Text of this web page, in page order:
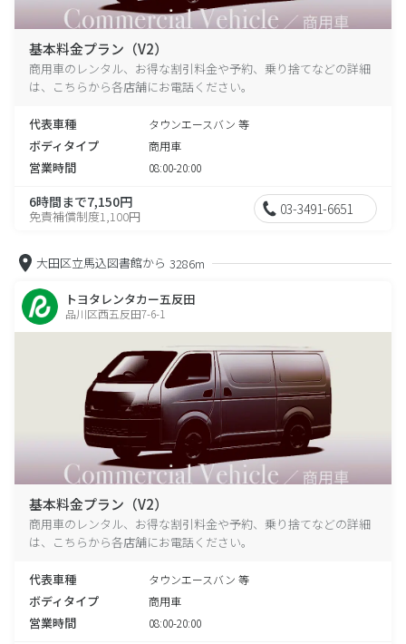
基本料金プラン（V2）
商用車のレンタル、お得な割引料金や予約、乗り捨てなどの詳細
は、こちらから各店舗にお電話ください。
代表車種 タウンエースバン 等
ボディタイプ 商用車
営業時間 08:00-20:00
6時間まで7,150円
免責補償制度1,100円 03-3491-6651
大田区立馬込図書館から 3286m
トヨタレンタカー五反田
品川区西五反田7-6-1
基本料金プラン（V2）
商用車のレンタル、お得な割引料金や予約、乗り捨てなどの詳細
は、こちらから各店舗にお電話ください。
代表車種 タウンエースバン 等
ボディタイプ 商用車
営業時間 08:00-20:00